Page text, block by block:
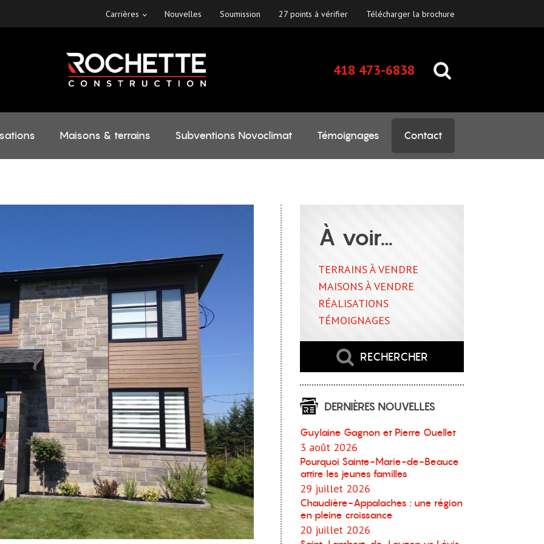
Carrières Nouvelles Soumission 27 points à vérifier Télécharger la brochure
418 473-6838
Maisons & terrains Subventions Novoclimat Témoignages Contact
À voir…
TERRAINS À VENDRE
MAISONS À VENDRE
RÉALISATIONS
TÉMOIGNAGES
RECHERCHER
DERNIÈRES NOUVELLES
Guylaine Gagnon et Pierre Ouellet
3 août 2026
Pourquoi Sainte-Marie-de-Beauce
attire les jeunes familles
29 juillet 2026
Chaudière-Appalaches : une région
en pleine croissance
20 juillet 2026